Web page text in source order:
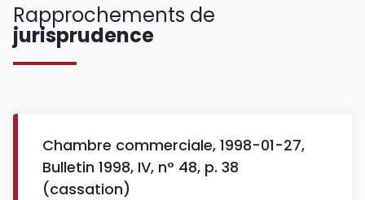
Rapprochements de
jurisprudence
Chambre commerciale, 1998-01-27,
Bulletin 1998, IV, n° 48, p. 38
(cassation)